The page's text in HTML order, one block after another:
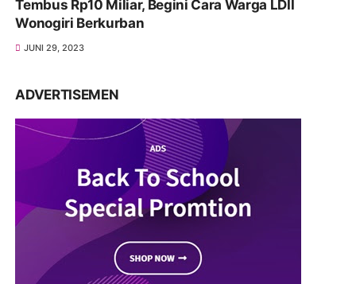
Tembus Rp10 Miliar, Begini Cara Warga LDII
Wonogiri Berkurban
JUNI 29, 2023
ADVERTISEMEN